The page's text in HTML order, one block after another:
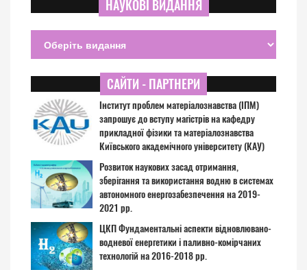
НАУКОВІ ВИДАННЯ
САЙТИ - ПАРТНЕРИ
Інститут проблем матеріалознавства (ІПМ)
запрошує до вступу магістрів на кафедру
прикладної фізики та матеріалознавства
Київського академічного університету (КАУ)
Розвиток наукових засад отримання,
зберігання та використання водню в системах
автономного енергозабезпечення на 2019-
2021 рр.
ЦКП Фундаментальні аспекти відновлювано-
водневої енергетики і паливно-комірчаних
технологій на 2016-2018 рр.